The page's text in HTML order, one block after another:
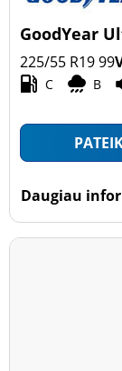
GoodYear
225/55 R1999
C B
Daugiau